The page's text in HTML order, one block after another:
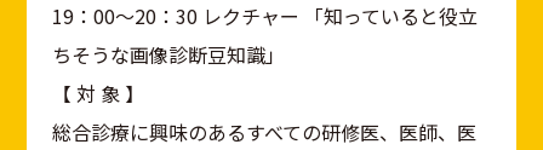
19：00～20：30 レクチャー 「知っていると役立
ちそうな画像診断豆知識」
【 対 象 】
総合診療に興味のあるすべての研修医、医師、医